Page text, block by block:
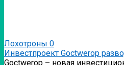
Лохотроны 0
Инвестпроект Goctwerop
Goctwerop – новая